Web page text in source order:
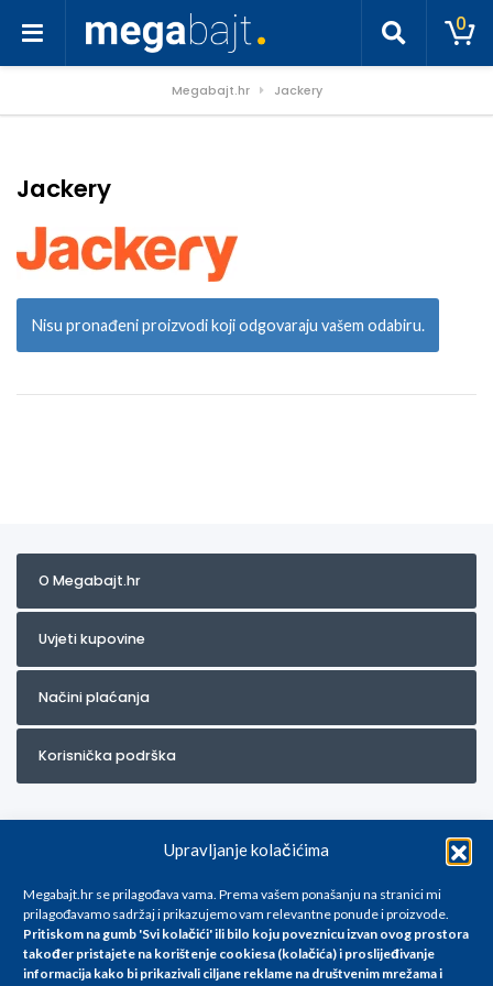
Upravljanje kolačićima
Megabajt.hr se prilagođava vama. Prema vašem ponašanju na stranici mi
prilagođavamo sadržaj i prikazujemo vam relevantne ponude i proizvode.
Pritiskom na gumb 'Svi kolačići' ili bilo koju poveznicu izvan ovog prostora
također pristajete na korištenje cookiesa (kolačića) i proslijeđivanje
informacija kako bi prikazivali ciljane reklame na društvenim mrežama i
0
Megabajt.hr Jackery
Jackery
Nisu pronađeni proizvodi koji odgovaraju vašem odabiru.
O Megabajt.hr
Uvjeti kupovine
Načini plaćanja
Korisnička podrška
Za artikle kojih trenutno nema u ponudi obratite nam se na
info@megabajt.hr. Sve cijene su informativnog karaktera i podložne su